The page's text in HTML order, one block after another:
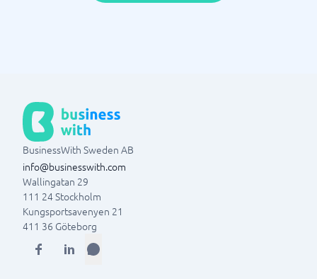
BusinessWith Sweden AB
info@businesswith.com
Wallingatan 29
111 24Stockholm
Kungsportsavenyen 21
411 36 Göteborg